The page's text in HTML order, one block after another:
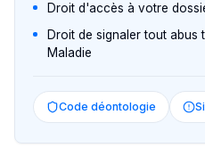
Droit d'accès à votre
Droit de signaler tout abus
Maladie
Code déontologie